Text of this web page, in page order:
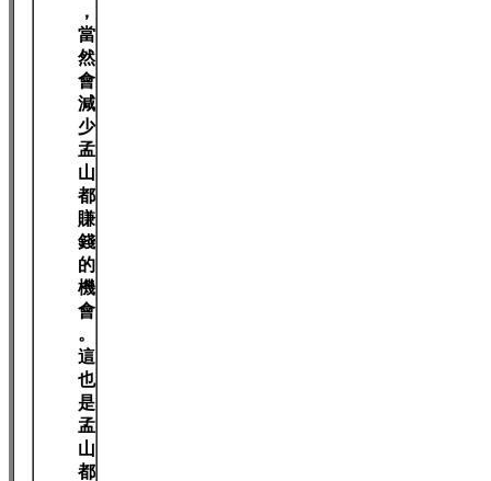
，
當
然
會
減
少
孟
山
都
賺
錢
的
機
會
。
這
也
是
孟
山
都